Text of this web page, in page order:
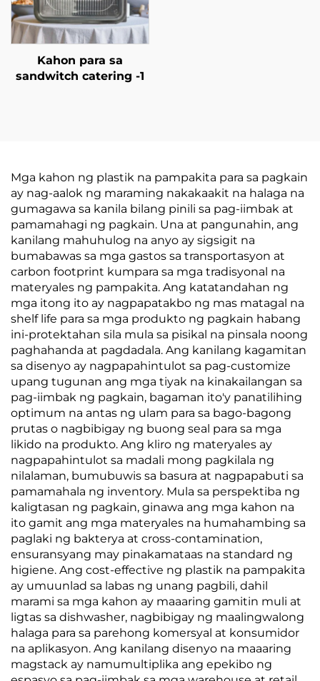
Kahon para sa
sandwitch catering -1
Mga kahon ng plastik na pampakita para sa pagkain
ay nag-aalok ng maraming nakakaakit na halaga na
gumagawa sa kanila bilang pinili sa pag-iimbak at
pamamahagi ng pagkain. Una at pangunahin, ang
kanilang mahuhulog na anyo ay sigsigit na
bumabawas sa mga gastos sa transportasyon at
carbon footprint kumpara sa mga tradisyonal na
materyales ng pampakita. Ang katatandahan ng
mga itong ito ay nagpapatakbo ng mas matagal na
shelf life para sa mga produkto ng pagkain habang
ini-protektahan sila mula sa pisikal na pinsala noong
paghahanda at pagdadala. Ang kanilang kagamitan
sa disenyo ay nagpapahintulot sa pag-customize
upang tugunan ang mga tiyak na kinakailangan sa
pag-iimbak ng pagkain, bagaman ito'y panatilihing
optimum na antas ng ulam para sa bago-bagong
prutas o nagbibigay ng buong seal para sa mga
likido na produkto. Ang kliro ng materyales ay
nagpapahintulot sa madali mong pagkilala ng
nilalaman, bumubuwis sa basura at nagpapabuti sa
pamamahala ng inventory. Mula sa perspektiba ng
kaligtasan ng pagkain, ginawa ang mga kahon na
ito gamit ang mga materyales na humahambing sa
paglaki ng bakterya at cross-contamination,
ensuransyang may pinakamataas na standard ng
higiene. Ang cost-effective ng plastik na pampakita
ay umuunlad sa labas ng unang pagbili, dahil
marami sa mga kahon ay maaaring gamitin muli at
ligtas sa dishwasher, nagbibigay ng maalingwalong
halaga para sa parehong komersyal at konsumidor
na aplikasyon. Ang kanilang disenyo na maaaring
magstack ay namumultiplika ang epekibo ng